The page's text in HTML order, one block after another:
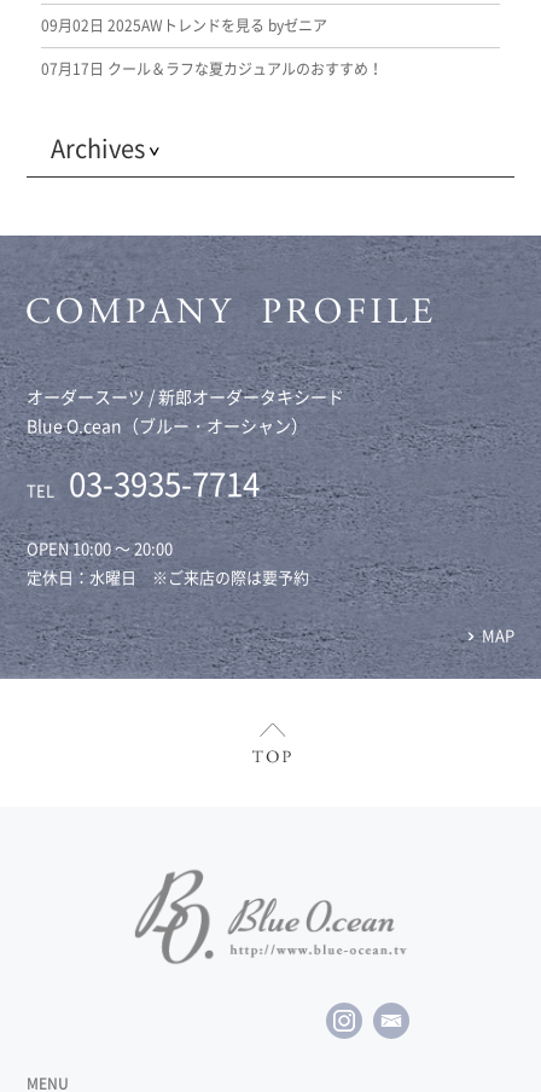
09月02日 2025AWトレンドを見る byゼニア
07月17日 クール＆ラフな夏カジュアルのおすすめ！
Archives
オーダースーツ / 新郎オーダータキシード
Blue O.cean（ブルー・オーシャン）
TEL 03-3935-7714
OPEN 10:00 ～ 20:00
定休日：水曜日 ※ご来店の際は要予約
MAP
MENU